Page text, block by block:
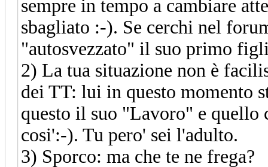
sempre in tempo a cambiare
sbagliato :-). Se cerchi nel
"autosvezzato" il suo primo
2) La tua situazione non è
dei TT: lui in questo momento
questo il suo "Lavoro" e quello
cosi':-). Tu pero' sei l'adulto.
3) Sporco: ma che te ne frega?